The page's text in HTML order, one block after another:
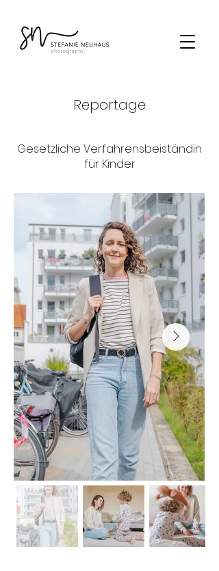
Reportage
Gesetzliche Verfahrensbeiständin
für Kinder